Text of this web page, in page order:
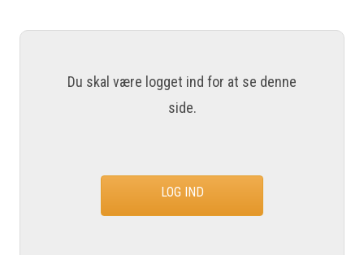
Du skal være logget ind for at se denne
side.
LOG IND